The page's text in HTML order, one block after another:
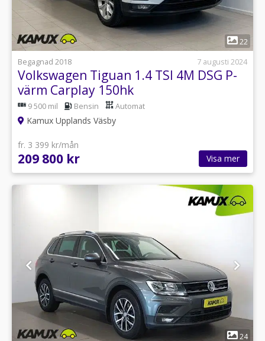
1
22
Begagnad 2018
7 augusti 2024
Volkswagen Tiguan 1.4 TSI 4M DSG P-
värm Carplay 150hk
9 500 mil Bensin Automat
Kamux Upplands Väsby
fr. 3 399 kr/mån
209 800 kr Visa mer
1 24